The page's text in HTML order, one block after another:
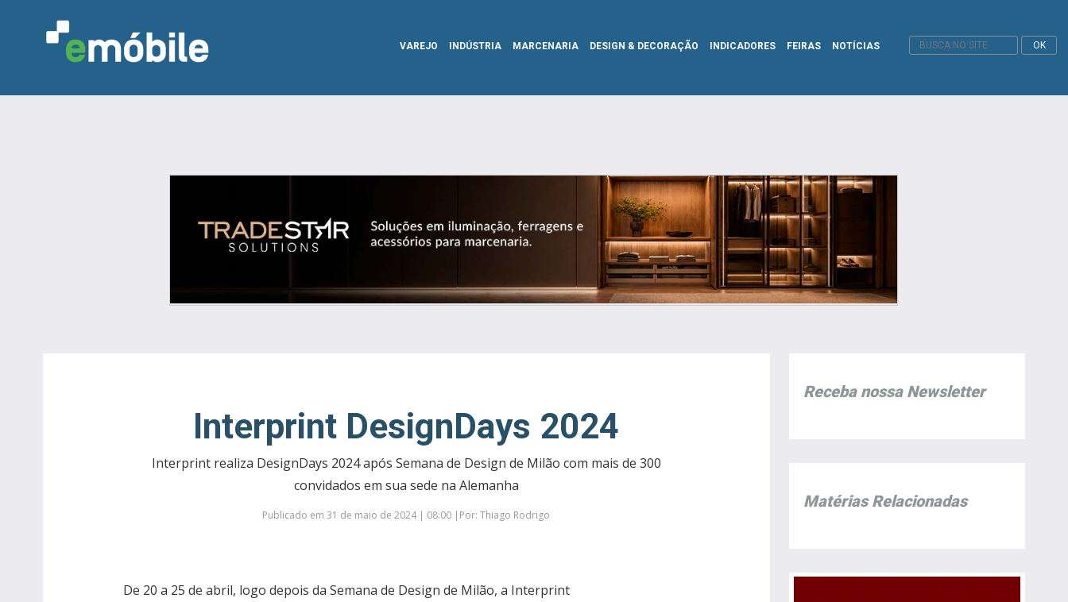
VAREJO INDÚSTRIA MARCENARIA DESIGN & DECORAÇÃO INDICADORES FEIRAS NOTÍCIAS
Interprint DesignDays 2024
Interprint realiza DesignDays 2024 após Semana de Design de Milão com mais de 300
convidados em sua sede na Alemanha
Publicado em 31 de maio de 2024 | 08:00 |Por: Thiago Rodrigo
De 20 a 25 de abril, logo depois da Semana de Design de Milão, a Interprint
Receba nossa Newsletter
Matérias Relacionadas